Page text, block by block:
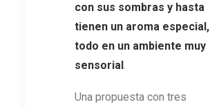
con sus sombras y hasta
tienen un aroma especial,
todo en un ambiente muy
sensorial .
Una propuesta con tres